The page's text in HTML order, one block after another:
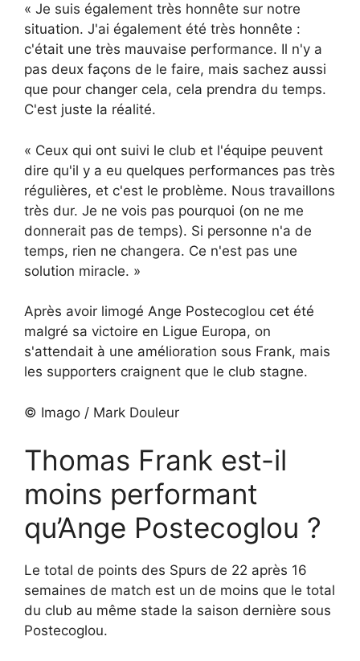
« Je suis également très honnête sur notre
situation. J'ai également été très honnête :
c'était une très mauvaise performance. Il n'y a
pas deux façons de le faire, mais sachez aussi
que pour changer cela, cela prendra du temps.
C'est juste la réalité.
« Ceux qui ont suivi le club et l'équipe peuvent
dire qu'il y a eu quelques performances pas très
régulières, et c'est le problème. Nous travaillons
très dur. Je ne vois pas pourquoi (on ne me
donnerait pas de temps). Si personne n'a de
temps, rien ne changera. Ce n'est pas une
solution miracle. »
Après avoir limogé Ange Postecoglou cet été
malgré sa victoire en Ligue Europa, on
s'attendait à une amélioration sous Frank, mais
les supporters craignent que le club stagne.
© Imago / Mark Douleur
Thomas Frank est-il
moins performant
qu’Ange Postecoglou ?
Le total de points des Spurs de 22 après 16
semaines de match est un de moins que le total
du club au même stade la saison dernière sous
Postecoglou.